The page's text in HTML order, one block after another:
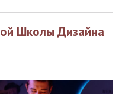
Школы Дизайна